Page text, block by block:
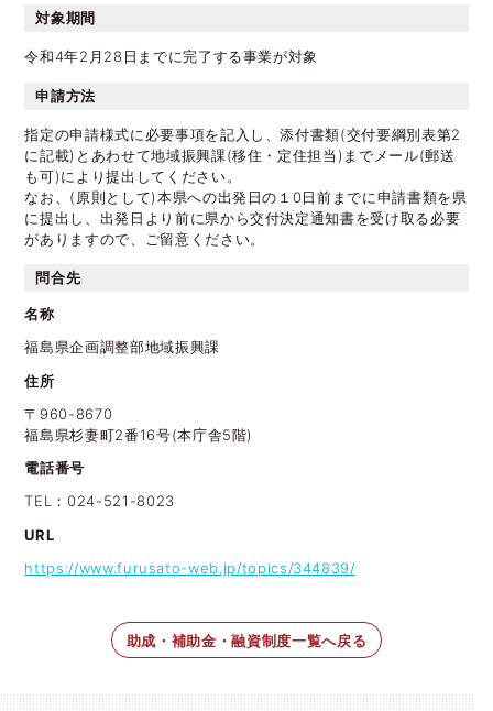
対象期間
令和4年2月28日までに完了する事業が対象
申請方法
指定の申請様式に必要事項を記入し、添付書類(交付要綱別表第2
に記載)とあわせて地域振興課(移住・定住担当)までメール(郵送
も可)により提出してください。
なお、(原則として)本県への出発日の１0日前までに申請書類を県
に提出し、出発日より前に県から交付決定通知書を受け取る必要
がありますので、ご留意ください。
問合先
名称
福島県企画調整部地域振興課
住所
〒960-8670
福島県杉妻町2番16号(本庁舎5階)
電話番号
TEL：024-521-8023
URL
https://www.furusato-web.jp/topics/344839/
助成・補助金・融資制度一覧へ戻る